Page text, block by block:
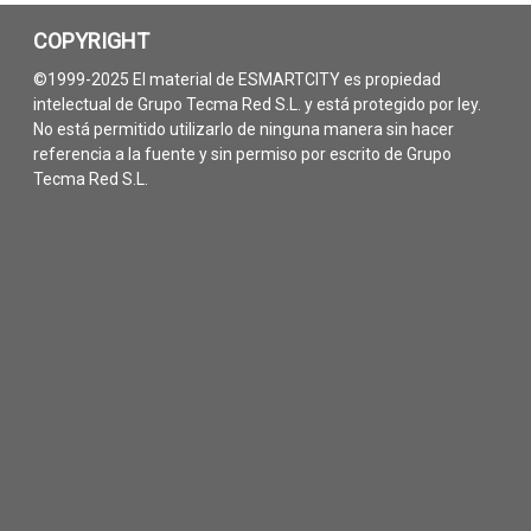
COPYRIGHT
©1999-2025 El material de ESMARTCITY es propiedad
intelectual de Grupo Tecma Red S.L. y está protegido por ley.
No está permitido utilizarlo de ninguna manera sin hacer
referencia a la fuente y sin permiso por escrito de Grupo
Tecma Red S.L.